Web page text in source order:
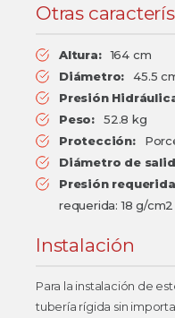
Otras
Altura:
164 cm
Diámetro:
45.5
Presión
Peso:
52.8 kg
Protección:
Diámetro de
Presión
requerida: 18 g/cm2
Instalación
Para la instalación de
tubería rígida sin